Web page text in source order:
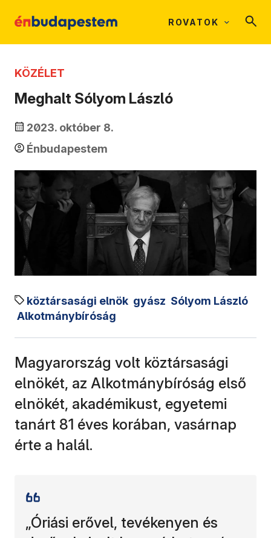
ROVATOK
KÖZÉLET
Meghalt Sólyom László
2023. október 8.
Énbudapestem
köztársasági elnök gyász Sólyom László
Alkotmánybíróság
Magyarország volt köztársasági
elnökét, az Alkotmánybíróság első
elnökét, akadémikust, egyetemi
tanárt 81 éves korában, vasárnap
érte a halál.
„Óriási erővel, tevékenyen és